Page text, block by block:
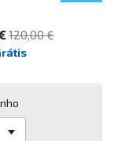
120,00 €